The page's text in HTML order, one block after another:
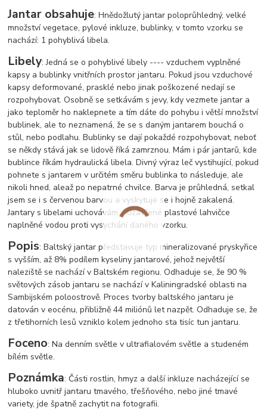
Jantar obsahuje: Hnědožlutý jantar poloprůhledný, velké
množství vegetace, pylové inkluze, bublinky, v tomto vzorku se
nachází: 1 pohyblivá libela.
Libely: Jedná se o pohyblivé libely ---- vzduchem vyplněné
kapsy a bublinky vnitřních prostor jantaru. Pokud jsou vzduchové
kapsy deformované, prasklé nebo jinak poškozené nedají se
rozpohybovat. Osobně se setkávám s jevy, kdy vezmete jantar a
jako teploměr ho naklepnete a tím dáte do pohybu i větší množství
bublinek, ale to neznamená, že se s daným jantarem bouchá o
stůl, nebo podlahu. Bublinky se dají pokaždé rozpohybovat, neboť
se někdy stává jak se lidově říká zamrznou. Mám i pár jantarů, kde
bublince říkám hydraulická libela. Divný výraz leč vystihující, pokud
pohnete s jantarem v určitém směru bublinka to následuje, ale
nikoli hned, aleaž po nepatrné chvilce. Barva je průhledná, setkal
jsem se i s červenou barvou a vyskytuje se i hojně zakalená.
Jantary s libelami uchovávám v uzavřené plastové lahvičce
naplněné vodou proti vysychání daného vzorku.
Popis: Baltský jantar představuje typ mineralizované pryskyřice
s vyšším, až 8% podílem kyseliny jantarové, jehož největší
naleziště se nachází v Baltském regionu. Odhaduje se, že 90 %
světových zásob jantaru se nachází v Kaliningradské oblasti na
Sambijském poloostrově. Proces tvorby baltského jantaru je
datován v eocénu, přibližně 44 miliónů let nazpět. Odhaduje se, že
z třetihorních lesů vzniklo kolem jednoho sta tisíc tun jantaru.
Foceno: Na denním světle v ultrafialovém světle a studeném
bílém světle.
Poznámka: Části rostlin, hmyz a další inkluze nacházející se
hluboko uvnitř jantaru tmavého, třešňového, nebo jiné tmavé
variety, jde špatně zachytit na fotografii.